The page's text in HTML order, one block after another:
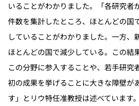
いることがわかりました。「各研究者
件数を集計したところ、ほとんどの国
していることがわかりました。一方、
ほとんどの国で減少している。この結
この分野に参入することや、若手研究
初の成果を挙げることに大きな障壁が
す」とリウ特任准教授は述べています。